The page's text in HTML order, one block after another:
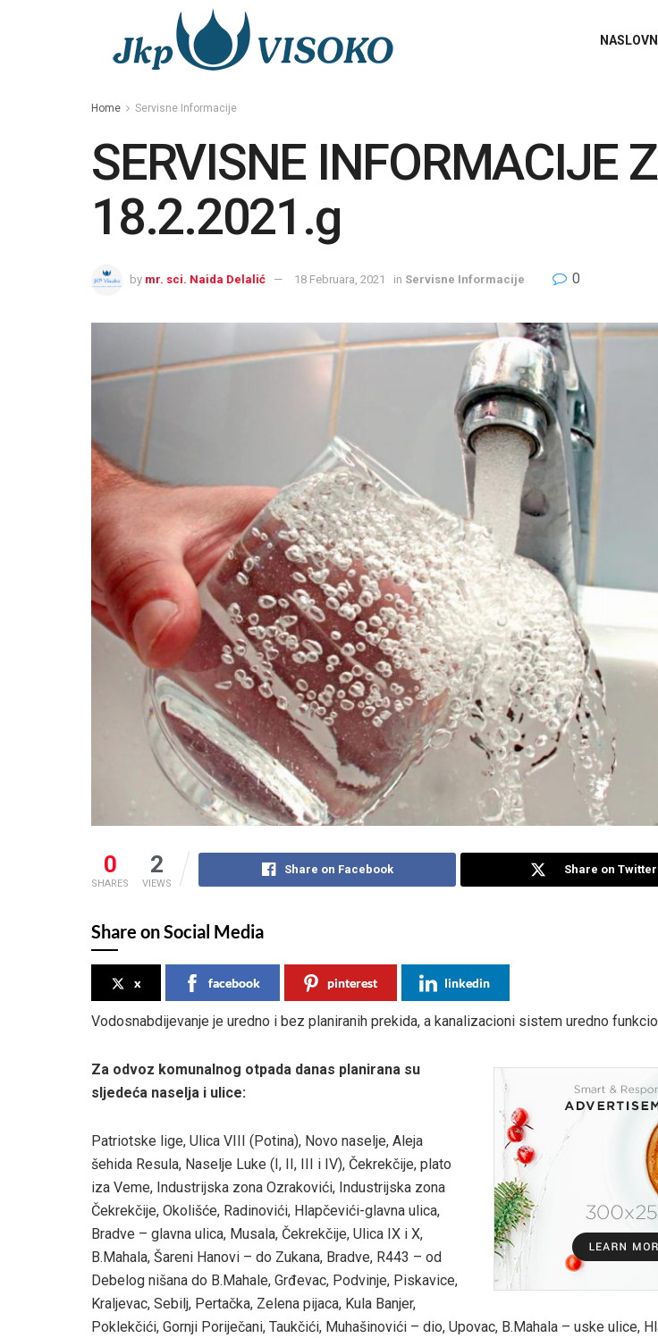
Home Servisne Informacije
SERVISNE INFORMACIJE
18.2.2021.g
by mr. sci. Naida Delalić 18 Februara, 2021 in Servisne Informacije 0
0
SHARES
2
VIEWS
Share on Facebook Share on Twitter
Share on Social Media
x facebook pinterest linkedin
Vodosnabdijevanje je uredno i bez planiranih prekida, a kanalizacioni sistem uredno
Za odvoz komunalnog otpada danas planirana su
sljedeća naselja i ulice:
Patriotske lige, Ulica VIII (Potina), Novo naselje, Aleja
šehida Resula, Naselje Luke (I, II, III i IV), Čekrekčije, plato
iza Veme, Industrijska zona Ozrakovići, Industrijska zona
Čekrekčije, Okolišće, Radinovići, Hlapčevići-glavna ulica,
Bradve – glavna ulica, Musala, Čekrekčije, Ulica IX i X,
B.Mahala, Šareni Hanovi – do Zukana, Bradve, R443 – od
Debelog nišana do B.Mahale, Grđevac, Podvinje, Piskavice,
Kraljevac­­­, Sebilj, Pertačka, Zelena pijaca, Kula Banjer,
Poklekčići, Gornji Poriječani, Taukčići, Muhašinovići – dio, Upovac, B.Mahala – uske ulice,